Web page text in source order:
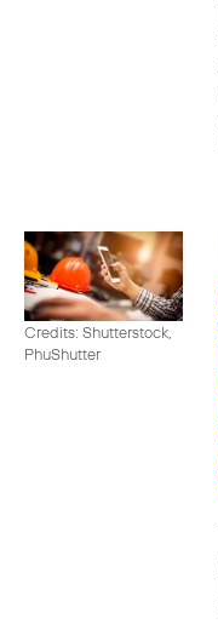
Credits: Shutterstock,
PhuShutter